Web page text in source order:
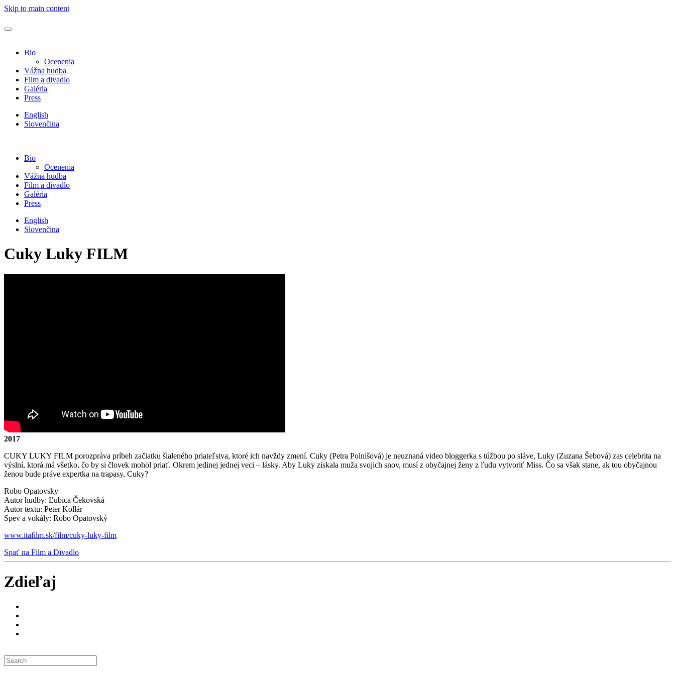
Skip to main content
Bio
Ocenenia
Vážna hudba
Film a divadlo
Galéria
Press
English
Slovenčina
Bio
Ocenenia
Vážna hudba
Film a divadlo
Galéria
Press
English
Slovenčina
Cuky Luky FILM
2017
CUKY LUKY FILM porozpráva príbeh začiatku šialeného priateľstva, ktoré ich navždy zmení. Cuky (Petra Polnišová) je neuznaná video bloggerka s túžbou po sláve, Luky (Zuzana Šebová) zas celebrita na
výslní, ktorá má všetko, čo by si človek mohol priať. Okrem jedinej jednej veci – lásky. Aby Luky získala muža svojich snov, musí z obyčajnej ženy z ľudu vytvoriť Miss. Čo sa však stane, ak tou obyčajnou
ženou bude práve expertka na trapasy, Cuky?
Robo Opatovsky
Autor hudby: Ľubica Čekovská
Autor textu: Peter Kollár
Spev a vokály: Robo Opatovský
www.itafilm.sk/film/cuky-luky-film
Spať na Film a Divadlo
Zdieľaj